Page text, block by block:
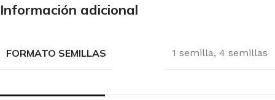
Información adicional
FORMATO SEMILLAS 1 semilla, 4 semillas